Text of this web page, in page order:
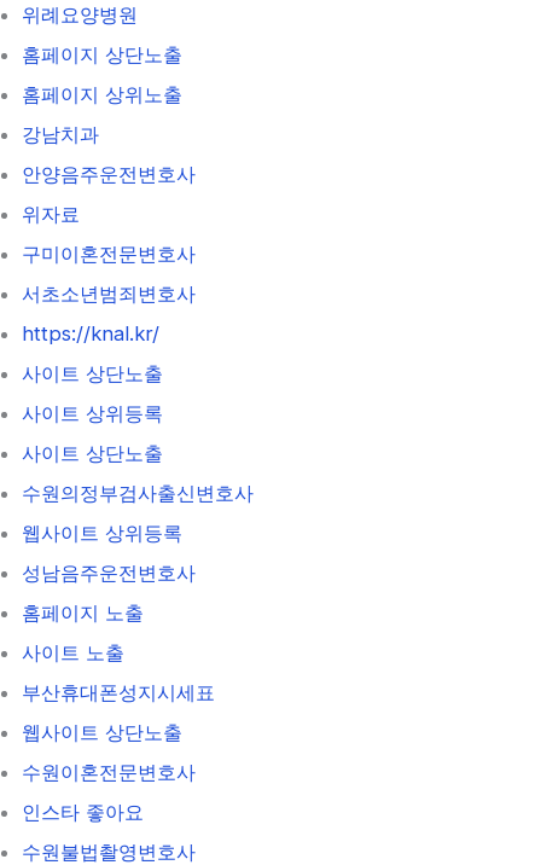
위례요양병원
홈페이지 상단노출
홈페이지 상위노출
강남치과
안양음주운전변호사
위자료
구미이혼전문변호사
서초소년범죄변호사
https://knal.kr/
사이트 상단노출
사이트 상위등록
사이트 상단노출
수원의정부검사출신변호사
웹사이트 상위등록
성남음주운전변호사
홈페이지 노출
사이트 노출
부산휴대폰성지시세표
웹사이트 상단노출
수원이혼전문변호사
인스타 좋아요
수원불법촬영변호사